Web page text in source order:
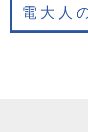
電大人